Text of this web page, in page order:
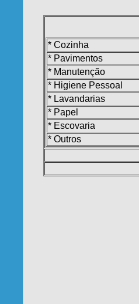
* Cozinha
* Pavimentos
* Manutenção
* Higiene Pessoal
* Lavandarias
* Papel
* Escovaria
* Outros